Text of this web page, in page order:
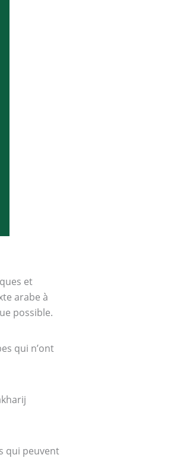
et
arabe à
possible.
qui n’ont
qui peuvent